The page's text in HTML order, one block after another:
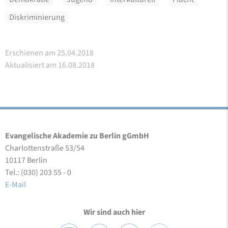
Diskriminierung
Erschienen am 25.04.2018
Aktualisiert am 16.08.2018
Evangelische Akademie zu Berlin gGmbH
Charlottenstraße 53/54
10117 Berlin
Tel.: (030) 203 55 - 0
E-Mail
Wir sind auch hier